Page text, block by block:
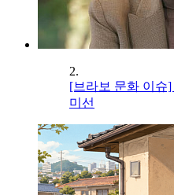
2.
[브라보 문화 이슈
미선